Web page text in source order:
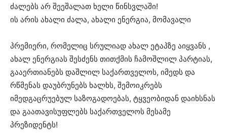
ძალებს არ შეეშალათ ხელი წინსვლაში!
ის არის ახალი ძალა, ახალი ენერგია, მომავალი
პრემიერი, რომელიც სრულიად ახალ ეტაპზე აიყვანს ,
ახალ ენერგიას შესძენს თითქმის ჩამოშლილ პარტიას,
გააერთიანებს დაშლილ საქართველოს, იმედს და
რწმენას დაუბრუნებს ხალხს, შემოიკრებს
იმედგაცრუებულ საზოგადოებას, ტყვეობიდან დაიხსნას
და გაათავისუფლებს საქართველოს მესამე
პრეზიდენტს!